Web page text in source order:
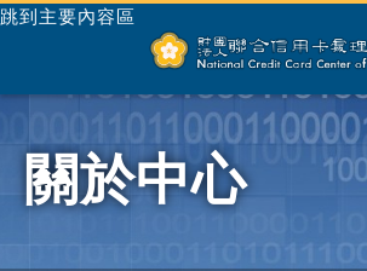
跳到主要內容區
關於中心